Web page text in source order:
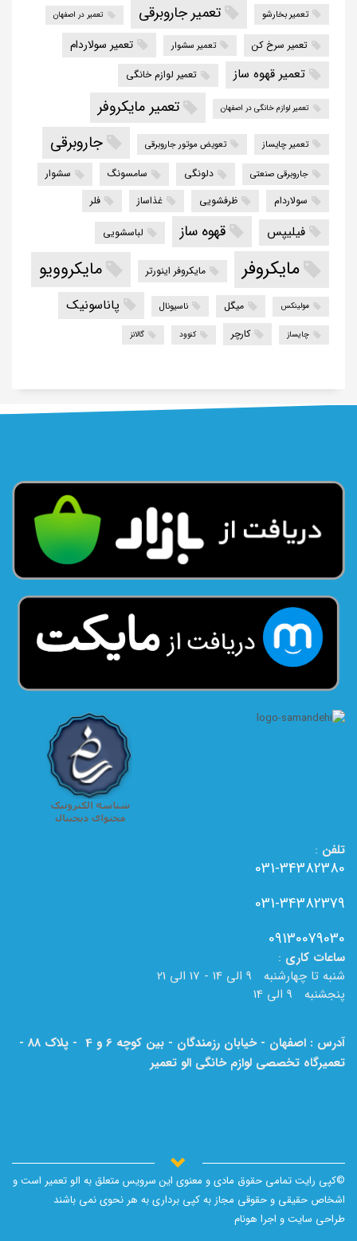
تعمیر بخارشو تعمیر جاروبرقی تعمیر در اصفهان
تعمیر سرخ کن تعمیر سشوار تعمیر سولاردام
تعمیر قهوه ساز تعمیر لوازم خانگی
تعمیر لوازم خانگی در اصفهان تعمیر مایکروفر
تعمیر چایساز تعویض موتور جاروبرقی جاروبرقی
جاروبرقی صنعتی دلونگی سامسونگ
سشوار
سولاردام
ظرفشویی غذاساز فلر
فیلیپس قهوه ساز لباسشویی
مایکروفر مایکروفر اینورتر مایکروویو
مولینکس میگل ناسیونال پاناسونیک
چایساز کارچر کنوود گالانز
تلفن :
031-34382380
031-34382379
09130079030
ساعات کاری :
شنبه تا چهارشنبه 9 الی 14 - 17 الی 21
پنجشنبه 9 الی 14
آدرس : اصفهان - خیابان رزمندگان - بین کوچه 6 و 4 - پلاک 88 -
تعمیرگاه تخصصی لوازم خانگی الو تعمیر
©کپی رایت تمامی حقوق مادی و معنوی این سرویس متعلق به الو تعمیر است و
اشخاص حقیقی و حقوقی مجاز به کپی برداری به هر نحوی نمی باشند
طراحی سایت و اجرا هونام